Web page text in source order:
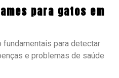
para gatos em
para detectar
e problemas de saúde